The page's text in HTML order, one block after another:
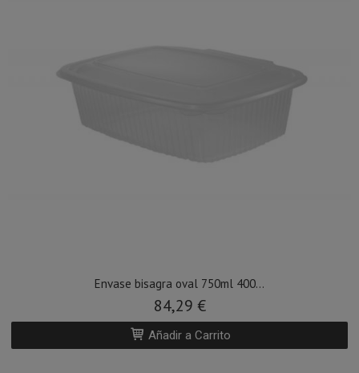
Envase bisagra oval 750ml 400...
84,29 €
Añadir a Carrito